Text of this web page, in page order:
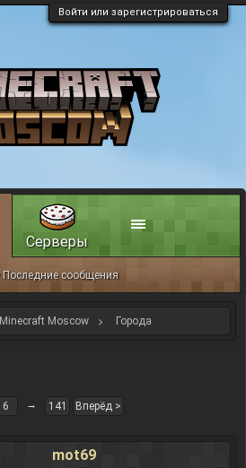
Войти или зарегистрироваться
Minecraft Moscow Города
6 → 141 Вперёд >
mot69
Последние сообщения
Серверы